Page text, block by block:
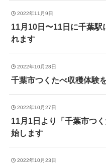
2022年11月9日
11月10日〜11日に千葉駅
れます
2022年10月28日
千葉市つくたべ収穫体験
2022年10月27日
11月1日より「千葉市つ
始します
2022年10月23日